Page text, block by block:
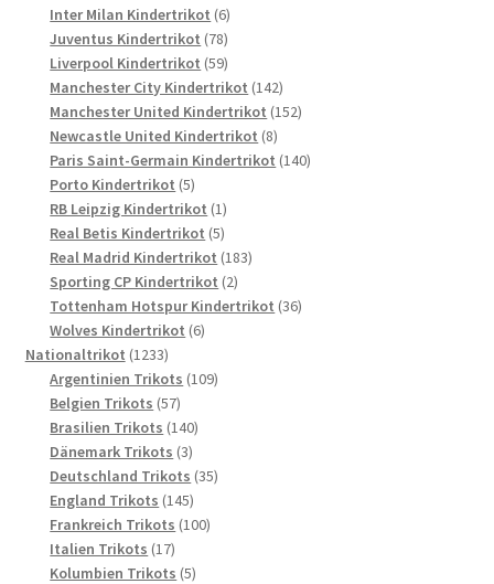
Inter Milan Kindertrikot 66
Produkte
Juventus Kindertrikot 7878
Produkte
Liverpool Kindertrikot 5959
Produkte
Manchester City Kindertrikot 142142
Produkte
Manchester United Kindertrikot 152152
Newcastle United Kindertrikot 88
Produkte
Paris Saint-Germain Kindertrikot 140140
Porto Kindertrikot 55
Produkte
RB Leipzig Kindertrikot 11
Produkt
Real Betis Kindertrikot 55
Produkte
Real Madrid Kindertrikot 183183
Sporting CP Kindertrikot 22
Produkte
Tottenham Hotspur Kindertrikot 3636
Wolves Kindertrikot 66
Nationaltrikot 12331233
Produkte
Argentinien Trikots 109109
Belgien Trikots 5757
Produkte
Brasilien Trikots 140140
Dänemark Trikots 33
Produkte
Deutschland Trikots 3535
England Trikots 145145
Produkte
Frankreich Trikots 100100
Italien Trikots 1717
Produkte
Kolumbien Trikots 55